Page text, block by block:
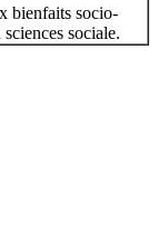
bienfaits socio-
sociale.